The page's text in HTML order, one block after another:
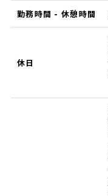
勤務時間 - 休憩時間
休日